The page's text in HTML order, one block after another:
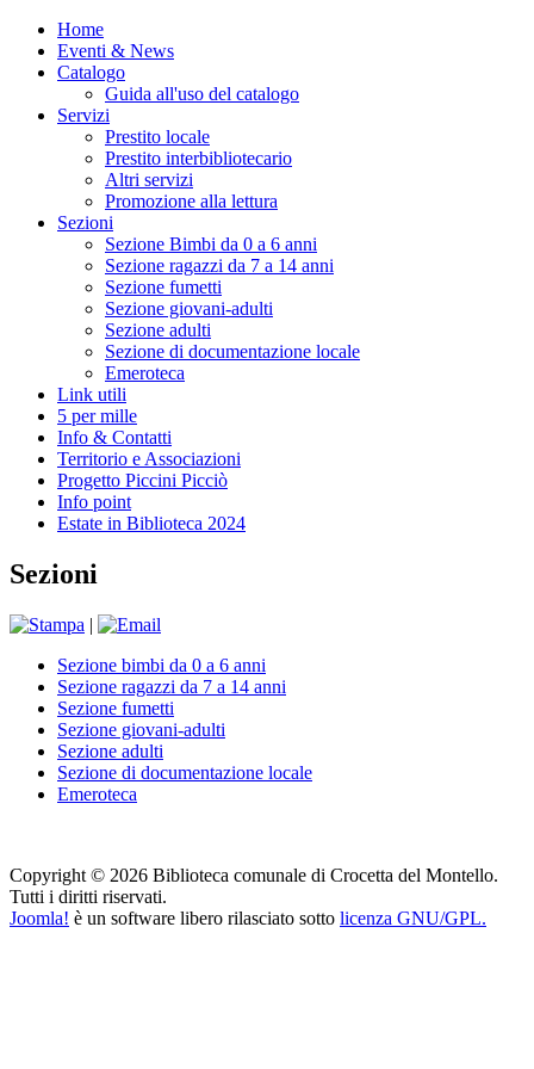
Home
Eventi & News
Catalogo
Guida all'uso del catalogo
Servizi
Prestito locale
Prestito interbibliotecario
Altri servizi
Promozione alla lettura
Sezioni
Sezione Bimbi da 0 a 6 anni
Sezione ragazzi da 7 a 14 anni
Sezione fumetti
Sezione giovani-adulti
Sezione adulti
Sezione di documentazione locale
Emeroteca
Link utili
5 per mille
Info & Contatti
Territorio e Associazioni
Progetto Piccini Picciò
Info point
Estate in Biblioteca 2024
Sezioni
|
Sezione bimbi da 0 a 6 anni
Sezione ragazzi da 7 a 14 anni
Sezione fumetti
Sezione giovani-adulti
Sezione adulti
Sezione di documentazione locale
Emeroteca
Copyright © 2026 Biblioteca comunale di Crocetta del Montello.
Tutti i diritti riservati.
Joomla! è un software libero rilasciato sotto licenza GNU/GPL.